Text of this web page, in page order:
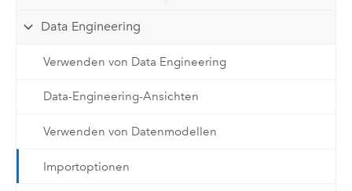
Data Engineering
Verwenden von Data Engineering
Data-Engineering-Ansichten
Verwenden von Datenmodellen
Importoptionen